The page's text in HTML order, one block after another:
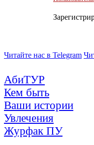
Читайте нас в Telegram
АбиТУР
Кем быть
Ваши истории
Увлечения
Журфак ПУ